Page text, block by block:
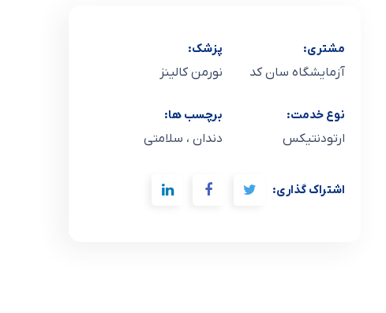
مشتری:
آزمایشگاه سان کد
پزشک:
نورمن کالینز
نوع خدمت:
ارتودنتیکس
برچسب ها:
دندان ، سلامتی
اشتراک گذاری: